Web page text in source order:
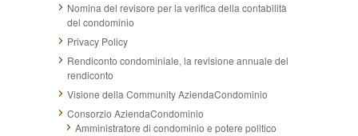
Nomina del revisore per la verifica della contabilità
del condominio
Privacy Policy
Rendiconto condominiale, la revisione annuale del
rendiconto
Visione della Community AziendaCondominio
Consorzio AziendaCondominio
Amministratore di condominio e potere politico